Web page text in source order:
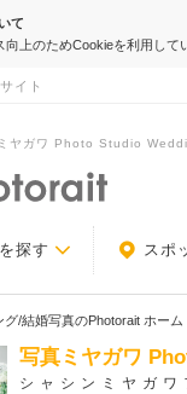
て
向上のためCookieを利用し
イト
ミヤガワ Photo Studio
探す スポ
グ/結婚写真のPhotorait ホーム
写真ミヤガワ
シャシンミヤガ